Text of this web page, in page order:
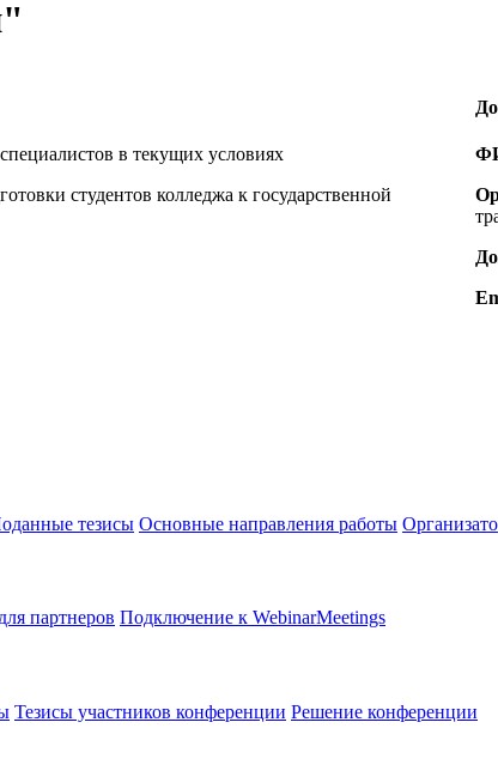
в текущих условиях
студентов колледжа к государственной
тезисы Основные направления работы
партнеров Подключение к WebinarMeetings
Тезисы участников конференции Решение конференции